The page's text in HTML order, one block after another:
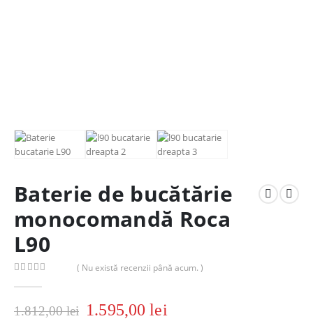
Baterie de bucătărie
monocomandă Roca
L90
( Nu există recenzii până acum. )
1.812,00lei 1.595,00lei